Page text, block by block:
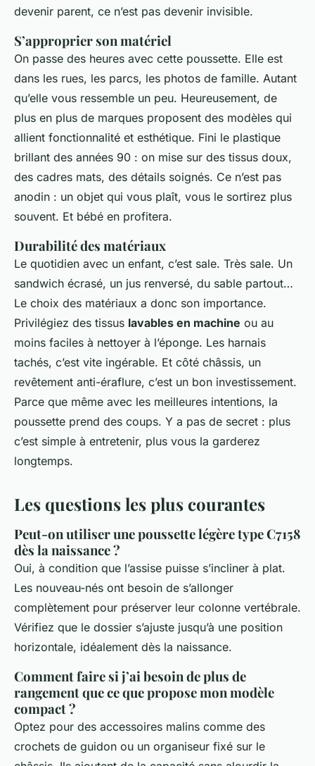
devenir parent, ce n’est pas devenir invisible.
S’approprier son matériel
On passe des heures avec cette poussette. Elle est
dans les rues, les parcs, les photos de famille. Autant
qu’elle vous ressemble un peu. Heureusement, de
plus en plus de marques proposent des modèles qui
allient fonctionnalité et esthétique. Fini le plastique
brillant des années 90 : on mise sur des tissus doux,
des cadres mats, des détails soignés. Ce n’est pas
anodin : un objet qui vous plaît, vous le sortirez plus
souvent. Et bébé en profitera.
Durabilité des matériaux
Le quotidien avec un enfant, c’est sale. Très sale. Un
sandwich écrasé, un jus renversé, du sable partout…
Le choix des matériaux a donc son importance.
Privilégiez des tissus lavables en machine ou au
moins faciles à nettoyer à l’éponge. Les harnais
tachés, c’est vite ingérable. Et côté châssis, un
revêtement anti-éraflure, c’est un bon investissement.
Parce que même avec les meilleures intentions, la
poussette prend des coups. Y a pas de secret : plus
c’est simple à entretenir, plus vous la garderez
longtemps.
Les questions les plus courantes
Peut-on utiliser une poussette légère type C7158
dès la naissance ?
Oui, à condition que l’assise puisse s’incliner à plat.
Les nouveau-nés ont besoin de s’allonger
complètement pour préserver leur colonne vertébrale.
Vérifiez que le dossier s’ajuste jusqu’à une position
horizontale, idéalement dès la naissance.
Comment faire si j’ai besoin de plus de
rangement que ce que propose mon modèle
compact ?
Optez pour des accessoires malins comme des
crochets de guidon ou un organiseur fixé sur le